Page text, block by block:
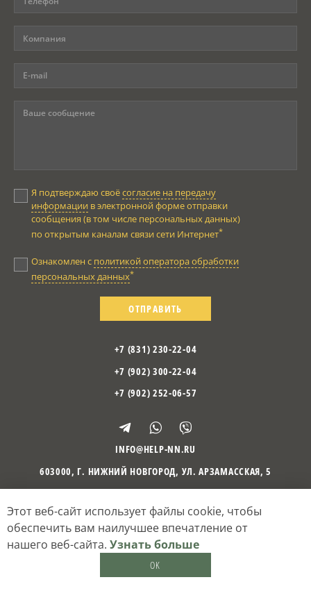
Я подтверждаю своёсогласие на передачу
информации в электронной форме отправки
сообщения (в том числе персональных данных)
по открытым каналам связи сети Интернет*
Ознакомлен с политикой оператора обработки
персональных данных*
ОТПРАВИТЬ
+7 (831) 230-22-04
+7 (902) 300-22-04
+7 (902) 252-06-57
INFO@HELP-NN.RU
603000, Г. НИЖНИЙ НОВГОРОД, УЛ. АРЗАМАССКАЯ, 5
©2010– 2026 Психологический центр «Отражение»
Политика оператора обработки персональных данных
Согласие на обработку персональных данных
Кибермеханика— разработка и поддержка сайтов
Этот веб-сайт использует файлы cookie, чтобы
обеспечить вам наилучшее впечатление от
нашего веб-сайта. Узнать больше
OK